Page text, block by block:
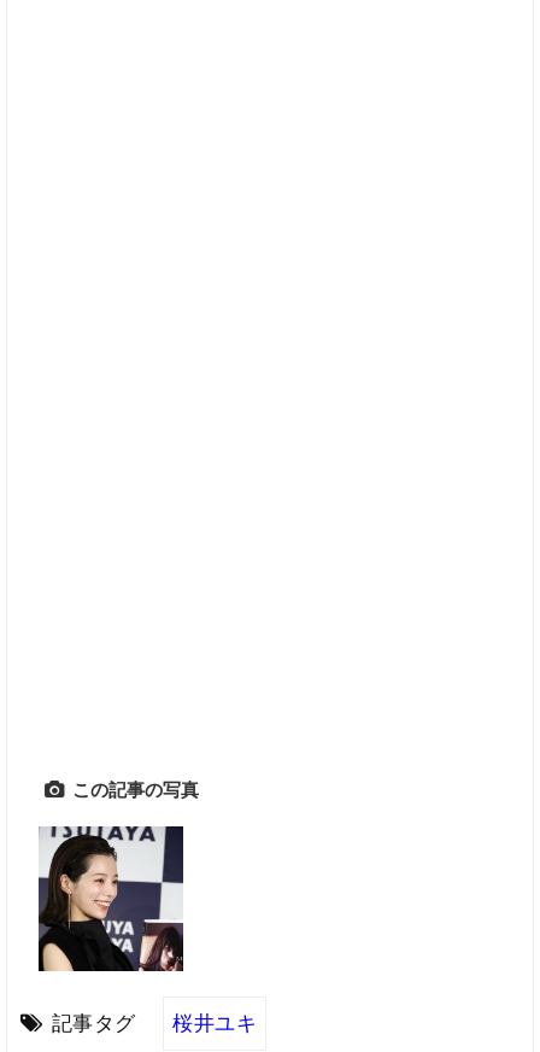
この記事の写真
記事タグ 桜井ユキ